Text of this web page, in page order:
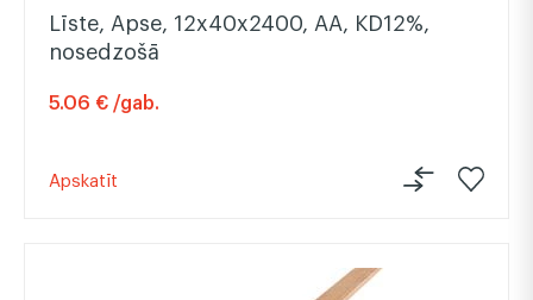
Līste, Apse, 12x40x2400, AA, KD12%,
nosedzošā
5.06 € /gab.
Apskatīt